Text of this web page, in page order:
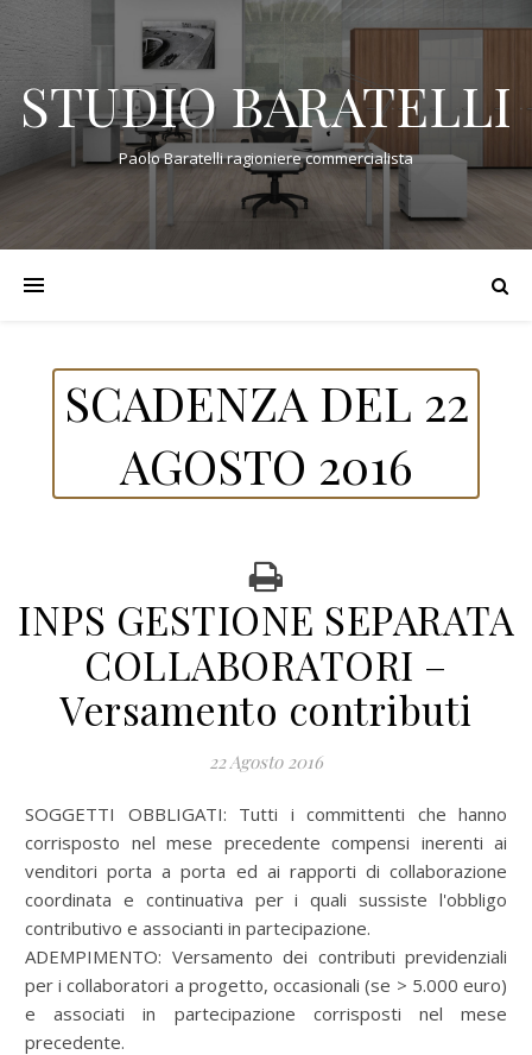
STUDIO BARATELLI
Paolo Baratelli ragioniere commercialista
SCADENZA DEL 22
AGOSTO 2016
INPS GESTIONE SEPARATA
COLLABORATORI –
Versamento contributi
22 Agosto 2016
SOGGETTI OBBLIGATI: Tutti i committenti che hanno
corrisposto nel mese precedente compensi inerenti ai
venditori porta a porta ed ai rapporti di collaborazione
coordinata e continuativa per i quali sussiste l'obbligo
contributivo e associanti in partecipazione.
ADEMPIMENTO: Versamento dei contributi previdenziali
per i collaboratori a progetto, occasionali (se > 5.000 euro)
e associati in partecipazione corrisposti nel mese
precedente.